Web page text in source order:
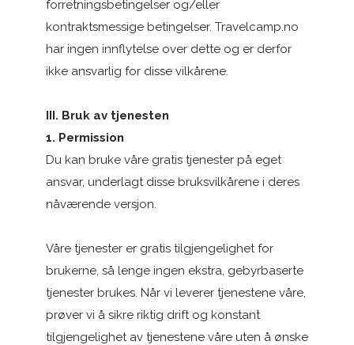
forretningsbetingelser og/eller
kontraktsmessige betingelser. Travelcamp.no
har ingen innflytelse over dette og er derfor
ikke ansvarlig for disse vilkårene.
III. Bruk av tjenesten
1. Permission
Du kan bruke våre gratis tjenester på eget
ansvar, underlagt disse bruksvilkårene i deres
nåværende versjon.
Våre tjenester er gratis tilgjengelighet for
brukerne, så lenge ingen ekstra, gebyrbaserte
tjenester brukes. Når vi leverer tjenestene våre,
prøver vi å sikre riktig drift og konstant
tilgjengelighet av tjenestene våre uten å ønske